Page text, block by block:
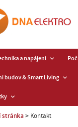
a napájení
budov & Smart Living
stránka Kontakt